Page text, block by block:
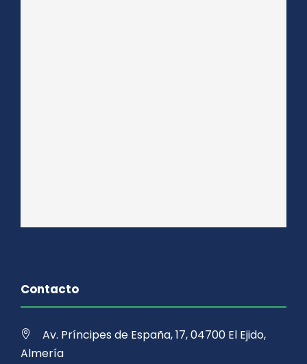
Contacto
Av. Príncipes de España, 17, 04700 El Ejido,
Almería